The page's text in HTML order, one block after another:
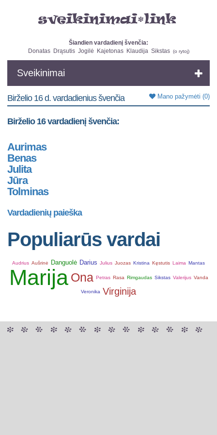
Šiandien vardadienį švenčia:
Donatas
Drąsutis Jogilė Kajetonas Klaudija Sikstas (o rytoj)
Sveikinimai
Mano pažymėti (0)
Birželio 16 d. vardadienius švenčia
Birželio 16 vardadienį švenčia:
Aurimas
Benas
Julita
Jūra
Tolminas
Vardadienių paieška
Populiarūs vardai
Audrius Aušrinė Danguolė Darius Julius Juozas Kristina Kęstutis Laima Mantas
Marija Ona Petras Rasa Rimgaudas Sikstas Valerijus Vanda
Veronika Virginija